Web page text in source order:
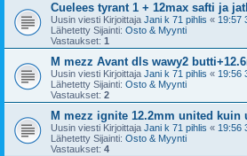
Cuelees tyrant 1 + 12max safti ja
Uusin viesti Kirjoittaja Jani k 71 pihlis « 19:57
Lähetetty Sijainti: Osto & Myynti
Vastaukset: 1
M mezz Avant dls wawy2
Uusin viesti Kirjoittaja Jani k 71 pihlis « 19:56
Lähetetty Sijainti: Osto & Myynti
Vastaukset: 2
M mezz ignite 12.2mm united kuin
Uusin viesti Kirjoittaja Jani k 71 pihlis « 19:56
Lähetetty Sijainti: Osto & Myynti
Vastaukset: 4